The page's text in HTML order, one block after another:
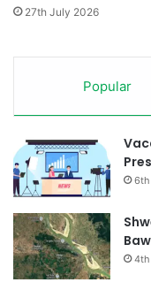
H
i
T
s
a
n
g
M
y
27th July 2026
Popular
6th
4th